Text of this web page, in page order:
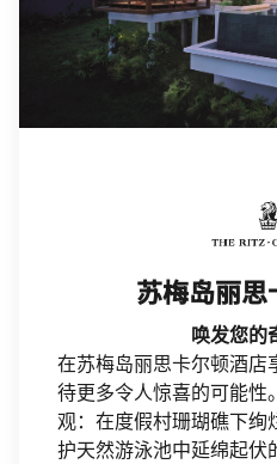
苏梅岛丽
唤发您的
在苏梅岛丽思卡尔顿酒店
待更多令人惊喜的可能性
观：在度假村珊瑚礁下绚
护天然游泳池中延绵起伏